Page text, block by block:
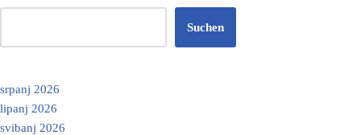
Suchen
srpanj 2026
lipanj 2026
svibanj 2026